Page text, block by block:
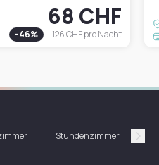
68 CHF
-46% 126 CHFpro Nacht
Stundenzimmer